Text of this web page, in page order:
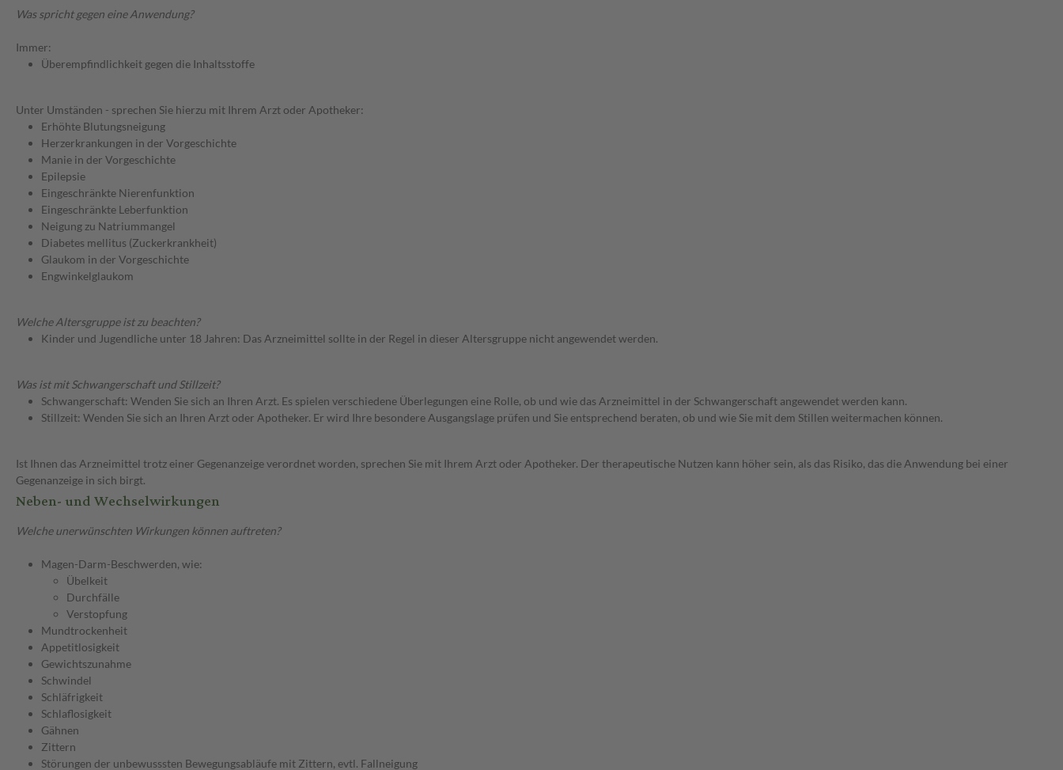
Was spricht gegen eine Anwendung?
Immer:
Überempfindlichkeit gegen die Inhaltsstoffe
Unter Umständen - sprechen Sie hierzu mit Ihrem Arzt oder Apotheker:
Erhöhte Blutungsneigung
Herzerkrankungen in der Vorgeschichte
Manie in der Vorgeschichte
Epilepsie
Eingeschränkte Nierenfunktion
Eingeschränkte Leberfunktion
Neigung zu Natriummangel
Diabetes mellitus (Zuckerkrankheit)
Glaukom in der Vorgeschichte
Engwinkelglaukom
Welche Altersgruppe ist zu beachten?
Kinder und Jugendliche unter 18 Jahren: Das Arzneimittel sollte in der Regel in dieser Altersgruppe nicht angewendet werden.
Was ist mit Schwangerschaft und Stillzeit?
Schwangerschaft: Wenden Sie sich an Ihren Arzt. Es spielen verschiedene Überlegungen eine Rolle, ob und wie das Arzneimittel in der Schwangerschaft angewendet werden kann.
Stillzeit: Wenden Sie sich an Ihren Arzt oder Apotheker. Er wird Ihre besondere Ausgangslage prüfen und Sie entsprechend beraten, ob und wie Sie mit dem Stillen weitermachen können.
Ist Ihnen das Arzneimittel trotz einer Gegenanzeige verordnet worden, sprechen Sie mit Ihrem Arzt oder Apotheker. Der therapeutische Nutzen kann höher sein, als das Risiko, das die Anwendung bei einer
Gegenanzeige in sich birgt.
Neben- und Wechselwirkungen
Welche unerwünschten Wirkungen können auftreten?
Magen-Darm-Beschwerden, wie:
Übelkeit
Durchfälle
Verstopfung
Mundtrockenheit
Appetitlosigkeit
Gewichtszunahme
Schwindel
Schläfrigkeit
Schlaflosigkeit
Gähnen
Zittern
Störungen der unbewusssten Bewegungsabläufe mit Zittern, evtl. Fallneigung